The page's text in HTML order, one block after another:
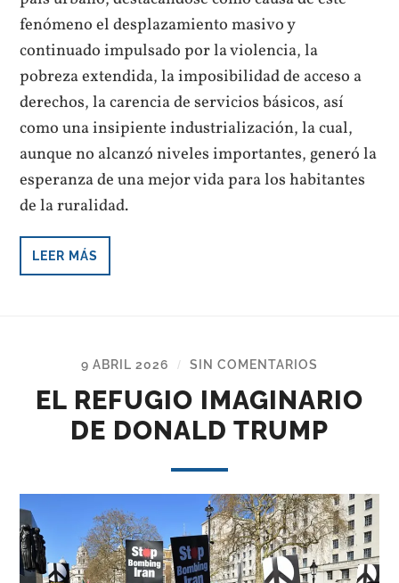
fenómeno el desplazamiento masivo y
continuado impulsado por la violencia, la
pobreza extendida, la imposibilidad de acceso a
derechos, la carencia de servicios básicos, así
como una insipiente industrialización, la cual,
aunque no alcanzó niveles importantes, generó la
esperanza de una mejor vida para los habitantes
de la ruralidad.
LEER MÁS
9 ABRIL 2026 / SIN COMENTARIOS
EL REFUGIO IMAGINARIO
DE DONALD TRUMP